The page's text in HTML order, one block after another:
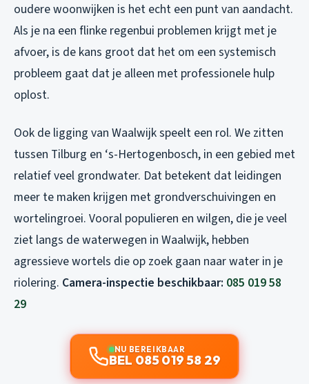
oudere woonwijken is het echt een punt van aandacht.
Als je na een flinke regenbui problemen krijgt met je
afvoer, is de kans groot dat het om een systemisch
probleem gaat dat je alleen met professionele hulp
oplost.
Ook de ligging van Waalwijk speelt een rol. We zitten
tussen Tilburg en ‘s-Hertogenbosch, in een gebied met
relatief veel grondwater. Dat betekent dat leidingen
meer te maken krijgen met grondverschuivingen en
wortelingroei. Vooral populieren en wilgen, die je veel
ziet langs de waterwegen in Waalwijk, hebben
agressieve wortels die op zoek gaan naar water in je
riolering. Camera-inspectie beschikbaar: 085 019 58
29
NU BEREIKBAAR
BEL 085 019 58 29